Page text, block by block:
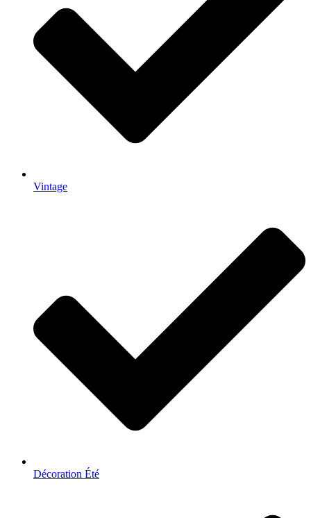
Vintage
Décoration Été